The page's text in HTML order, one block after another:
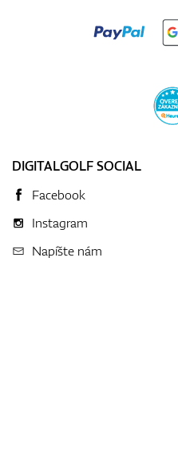
DIGITALGOLF SOCIAL
Facebook
Instagram
Napíšte nám